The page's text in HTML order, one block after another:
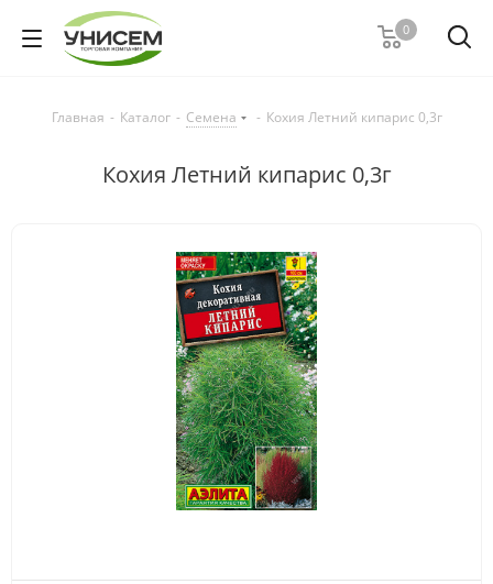
0
Главная - Каталог - Семена - Кохия Летний кипарис 0,3г
Кохия Летний кипарис 0,3г